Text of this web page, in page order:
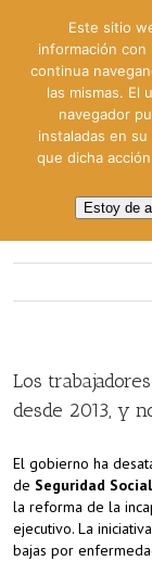
Los
desde 2013, y
El gobierno ha
de Seguridad
la reforma de la
ejecutivo. La
bajas por
Este sitio
información con
continua
las mismas. El
navegador
instaladas en
que dicha
Estoy de